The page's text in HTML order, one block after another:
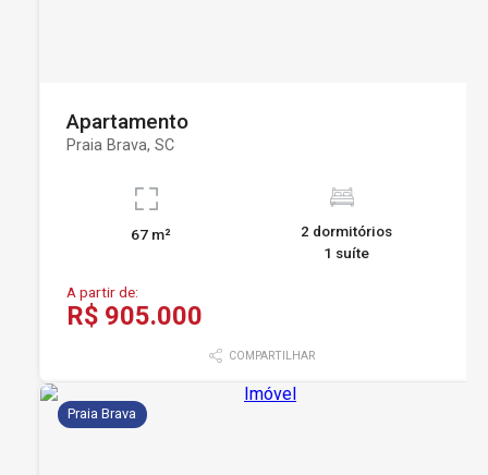
Apartamento
Praia Brava, SC
67 m²
2 dormitórios
1 suíte
A partir de:
R$ 905.000
COMPARTILHAR
Praia Brava